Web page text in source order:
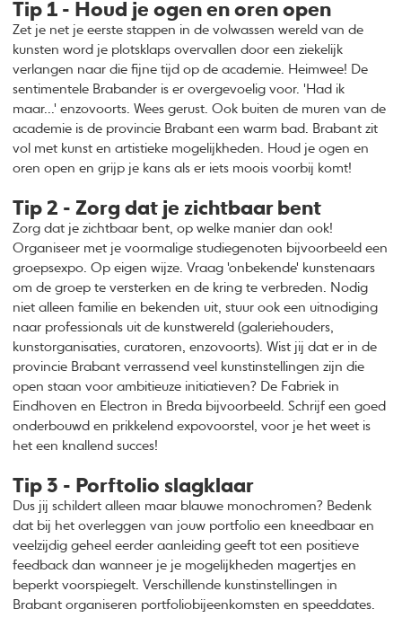
Tip 1 - Houd je ogen en oren open
Zet je net je eerste stappen in de volwassen wereld van de
kunsten word je plotsklaps overvallen door een ziekelijk
verlangen naar die fijne tijd op de academie. Heimwee! De
sentimentele Brabander is er overgevoelig voor. 'Had ik
maar...' enzovoorts. Wees gerust. Ook buiten de muren van de
academie is de provincie Brabant een warm bad. Brabant zit
vol met kunst en artistieke mogelijkheden. Houd je ogen en
oren open en grijp je kans als er iets moois voorbij komt!
Tip 2 - Zorg dat je zichtbaar bent
Zorg dat je zichtbaar bent, op welke manier dan ook!
Organiseer met je voormalige studiegenoten bijvoorbeeld een
groepsexpo. Op eigen wijze. Vraag 'onbekende' kunstenaars
om de groep te versterken en de kring te verbreden. Nodig
niet alleen familie en bekenden uit, stuur ook een uitnodiging
naar professionals uit de kunstwereld (galeriehouders,
kunstorganisaties, curatoren, enzovoorts). Wist jij dat er in de
provincie Brabant verrassend veel kunstinstellingen zijn die
open staan voor ambitieuze initiatieven? De Fabriek in
Eindhoven en Electron in Breda bijvoorbeeld. Schrijf een goed
onderbouwd en prikkelend expovoorstel, voor je het weet is
het een knallend succes!
Tip 3 - Porftolio slagklaar
Dus jij schildert alleen maar blauwe monochromen? Bedenk
dat bij het overleggen van jouw portfolio een kneedbaar en
veelzijdig geheel eerder aanleiding geeft tot een positieve
feedback dan wanneer je je mogelijkheden magertjes en
beperkt voorspiegelt. Verschillende kunstinstellingen in
Brabant organiseren portfoliobijeenkomsten en speeddates.